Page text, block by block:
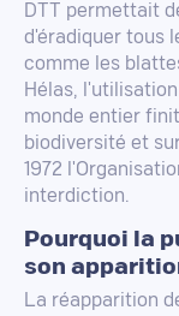
DTT permettait
d'éradiquer tous
comme les
Hélas,
monde entier
biodiversité et
1972
interdiction.
Pourquoi la
son
La réapparition